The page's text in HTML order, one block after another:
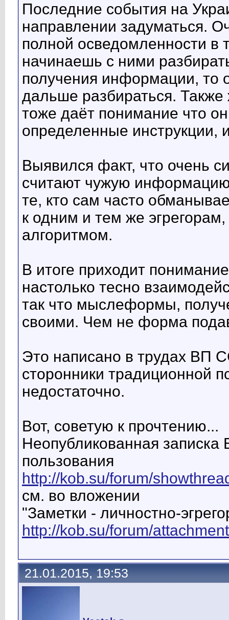
Последние события на
направлении задуматься.
полной осведомленности в
начинаешь с ними
получения информации, то
дальше разбираться.
тоже даёт понимание что
определенные инструкции,
Выявился факт, что очень
считают чужую
те, кто сам часто
к одним и тем же
алгоритмом.
В итоге приходит
настолько тесно
так что мыслеформы,
своими. Чем не форма
Это написано в трудах ВП
сторонники традиционной
недостаточно.
Вот, советую к прочтению...
Неопубликованная
пользования
http://kob.su/forum/
см. во вложении
"Заметки - личностно-
http://kob.su/forum/
21.01.2015, 19:53